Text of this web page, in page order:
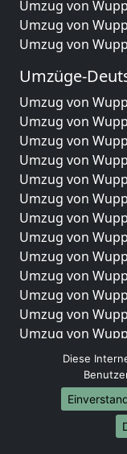
Umzug von
Umzug von
Umzug von
Umzüge-
Umzug von
Umzug von
Umzug von
Umzug von
Umzug von
Umzug von
Umzug von
Umzug von
Umzug von
Umzug von
Umzug von
Umzug von
Umzug von
Umzug von
Umzug von
Umzug von
Umzug von
Umzug von
Diese